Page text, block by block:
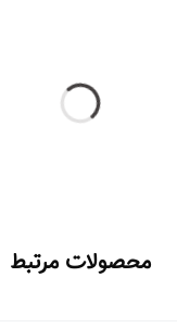
محصولات مرتبط